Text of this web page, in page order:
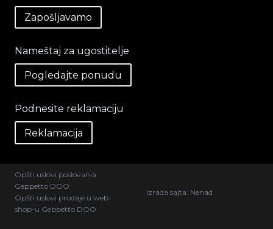
Zapošljavamo
Nameštaj za ugostitelje
Pogledajte ponudu
Podnesite reklamaciju
Reklamacija
Opšti uslovi poslovanja
Geppetto DOO
Opšti uslovi prodaje u web
shop-u Geppetto DOO
Izrada sajta: Nenad